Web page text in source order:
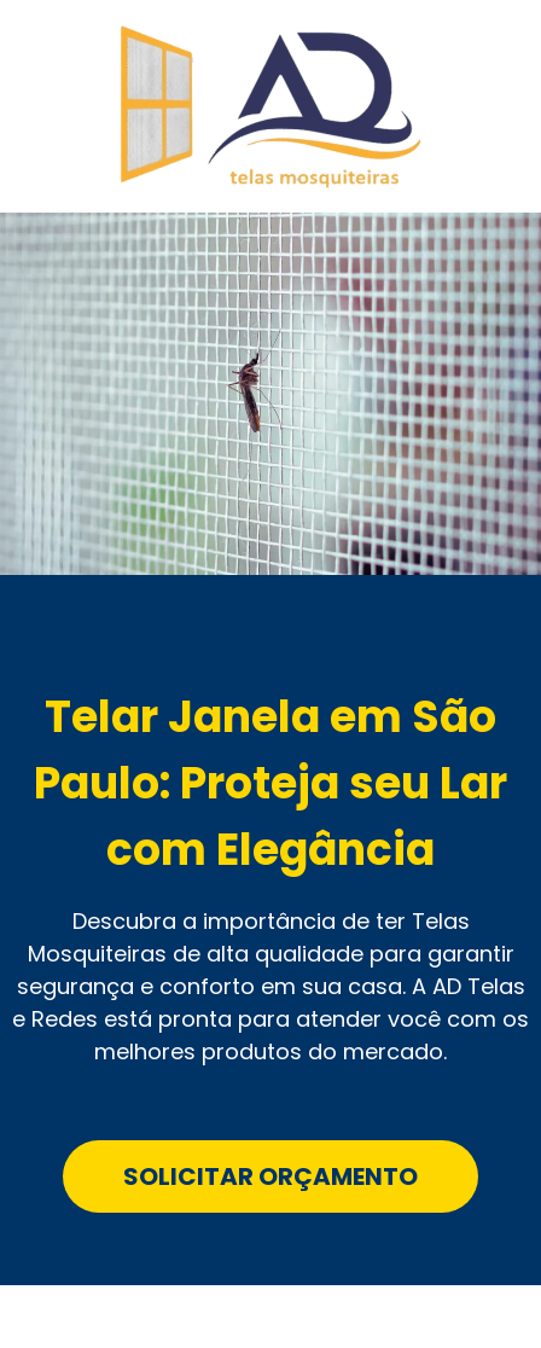
Telar Janela em São
Paulo: Proteja seu Lar
com Elegância
Descubra a importância de ter Telas
Mosquiteiras de alta qualidade para garantir
segurança e conforto em sua casa. A AD Telas
e Redes está pronta para atender você com os
melhores produtos do mercado.
SOLICITAR ORÇAMENTO